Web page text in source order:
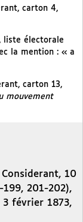
carton 4,
liste électorale
la mention : « a
carton 13,
mouvement
10
201-202),
3 février 1873,